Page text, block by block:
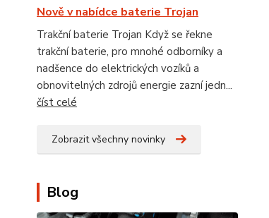
Nově v nabídce baterie Trojan
Trakční baterie Trojan Když se řekne
trakční baterie, pro mnohé odborníky a
nadšence do elektrických vozíků a
obnovitelných zdrojů energie zazní jedn...
číst celé
Zobrazit všechny novinky
Blog